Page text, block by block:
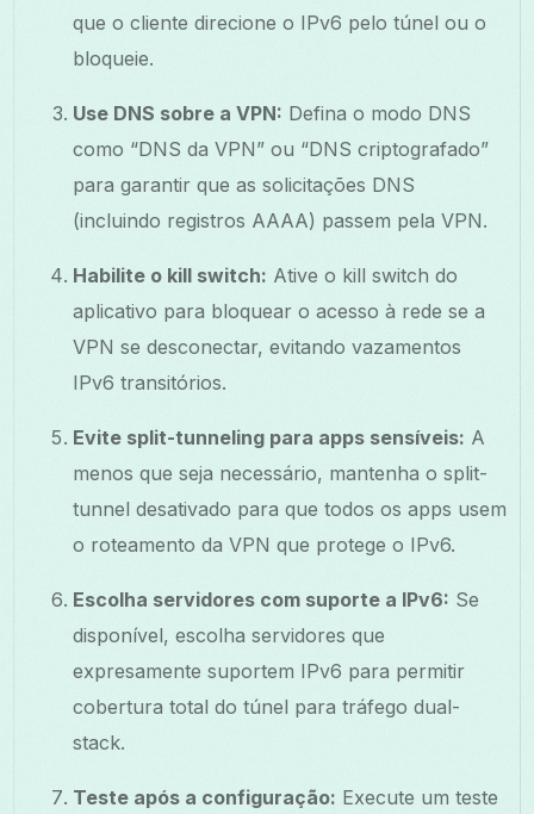
que o cliente direcione o IPv6 pelo túnel ou o
bloqueie.
Use DNS sobre a VPN: Defina o modo DNS
como “DNS da VPN” ou “DNS criptografado”
para garantir que as solicitações DNS
(incluindo registros AAAA) passem pela VPN.
Habilite o kill switch: Ative o kill switch do
aplicativo para bloquear o acesso à rede se a
VPN se desconectar, evitando vazamentos
IPv6 transitórios.
Evite split-tunneling para apps sensíveis: A
menos que seja necessário, mantenha o split-
tunnel desativado para que todos os apps usem
o roteamento da VPN que protege o IPv6.
Escolha servidores com suporte a IPv6: Se
disponível, escolha servidores que
expresamente suportem IPv6 para permitir
cobertura total do túnel para tráfego dual-
stack.
Teste após a configuração: Execute um teste